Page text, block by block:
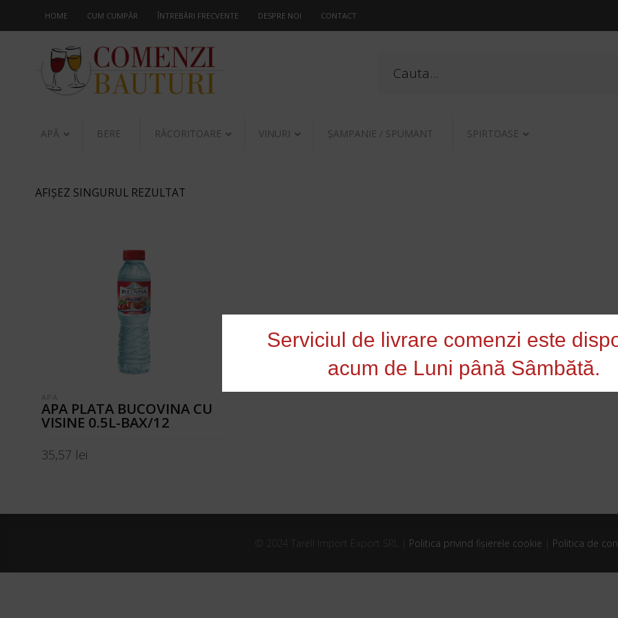
HOME CUM CUMPĂR ÎNTREBĂRI FRECVENTE DESPRE NOI CONTACT
APĂ BERE RĂCORITOARE VINURI ŞAMPANIE / SPUMANT SPIRTOASE
AFIȘEZ SINGURUL REZULTAT
APA
APA PLATA BUCOVINA CU
VISINE 0.5L-BAX/12
35,57 lei
© 2024 Tarell Import Export SRL | Politica privind fișierele cookie Politica de
Serviciul de livrare comenzi este
acum de Luni până Sâmbătă.